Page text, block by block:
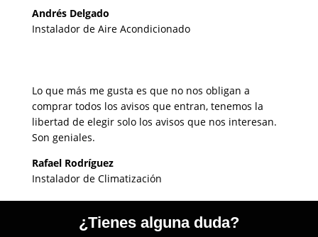
Andrés Delgado
Instalador de Aire Acondicionado
Lo que más me gusta es que no nos obligan a
comprar todos los avisos que entran, tenemos la
libertad de elegir solo los avisos que nos interesan.
Son geniales.
Rafael Rodríguez
Instalador de Climatización
¿Tienes alguna duda?